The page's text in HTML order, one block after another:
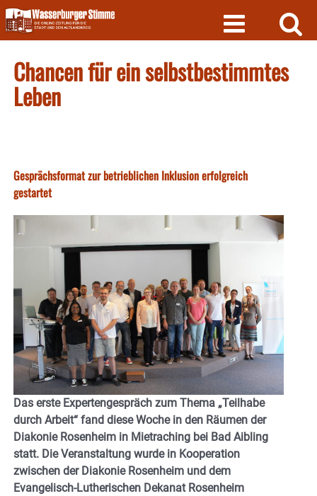
Skip
to
content
Chancen für ein selbstbestimmtes
Leben
Gesprächsformat zur betrieblichen Inklusion erfolgreich
gestartet
Das erste Expertengespräch zum Thema „Teilhabe
durch Arbeit“ fand diese Woche in den Räumen der
Diakonie Rosenheim in Mietraching bei Bad Aibling
statt. Die Veranstaltung wurde in Kooperation
zwischen der Diakonie Rosenheim und dem
Evangelisch-Lutherischen Dekanat Rosenheim